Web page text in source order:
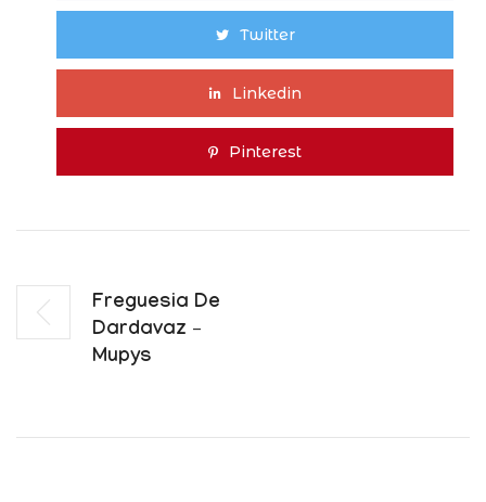
Twitter
Linkedin
Pinterest
Freguesia De
Dardavaz –
Mupys